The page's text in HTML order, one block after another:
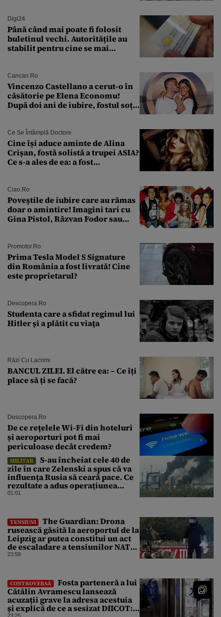
Digi24
Până când mai poate fi folosit
buletinul vechi. Autoritățile au
stabilit pentru cine se mai
Cancan.ro
Vincenzo Castellano a cerut-o în
căsătorie pe Elena Economu!
După doi ani de iubire, fostul soț
Ce Se Întâmplă Doctore
Cine își aduce aminte de Alina
Crișan, fostă solistă a trupei ASIA?
Ce s-a ales de ea: a fost
Ciao.ro
Poveştile de iubire care au rămas
doar o amintire! Imagini tari cu
Gina Pistol, Răzvan Fodor sau
Promotor.ro
Prima Tesla Model S Signature
din România a fost livrată! Cine
este proprietarul?
Descopera.ro
Studenta care a sfidat regimul lui
Hitler și a plătit cu viața
Râzi Cu Lacrimi
BANCUL ZILEI. El către ea: – Ce îți
place să ți se facă?
Descopera.ro
De ce rețelele Wi-Fi din hoteluri
și aeroporturi pot fi mai
periculoase decât credem?
MILITAR
S-au încheiat cele 40 de
zile în care Zelenski a spus că va
influența Rusia să ceară pace. Ce
rezultate a adus operațiunea
Kievului
01:01
TENSIUNI
The Guardian: Drona
rusească găsită la aeroportul de la
Leipzig ar putea constitui un act
de escaladare a tensiunilor NATO-
Rusia
23:59
CONTROVERSĂ
Fosta parteneră a lui
Cătălin Avramescu lansează
acuzații grave la adresa acestuia
și explică de ce a sesizat DIICOT:
23:25